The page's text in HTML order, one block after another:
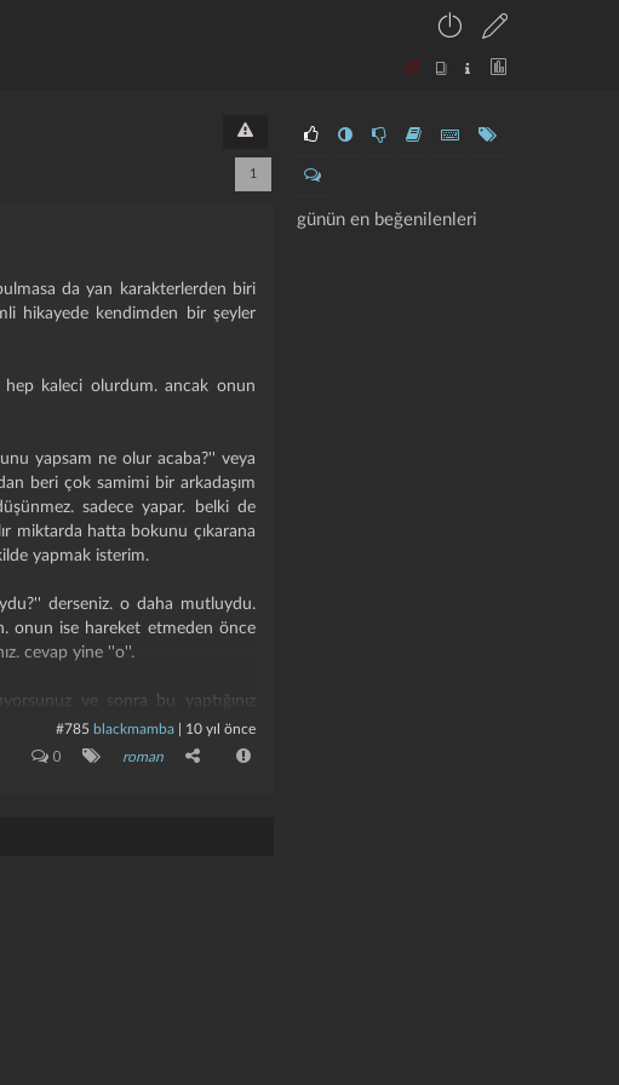
günün en beğenilenleri
1
da yan karakterlerden biri
hikayede kendimden bir şeyler
hep kaleci olurdum. ancak onun
yapsam ne olur acaba?'' veya
beri çok samimi bir arkadaşım
sadece yapar. belki de
miktarda hatta bokunu çıkarana
yapmak isterim.
derseniz. o daha mutluydu.
onun ise hareket etmeden önce
cevap yine ''o''.
ve sonra bu yaptığınız
nasıl ki o çocuk kova mı kamyon
#785 blackmamba| 10 yıl önce
0 roman